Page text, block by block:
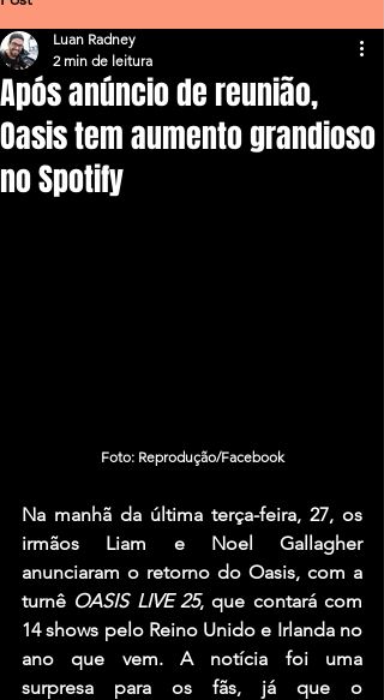
Após anúncio de reunião,
Oasis tem aumento grandioso
no Spotify
Luan Radney
2 min de leitura
Foto: Reprodução/Facebook
Na manhã da última terça-feira, 27, os
irmãos Liam e Noel
Gallagher
anunciaram o retorno do Oasis, com a
turnê OASIS LIVE 25, que contará com
14 shows pelo Reino Unido e Irlanda no
ano que vem. A notícia foi uma
surpresa para os fãs, já que o